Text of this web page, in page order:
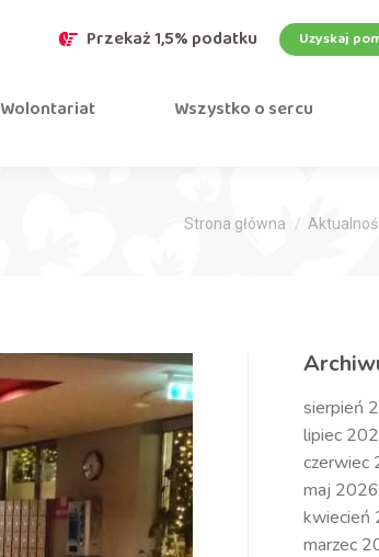
Przekaż 1,5% podatku Uzyskaj
Wolontariat Wszystko o sercu
Jesteś tutaj:
Strona główna
sierpień
lipiec
czerwiec
maj 2026
kwiecień
marzec